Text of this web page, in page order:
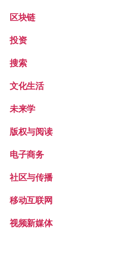
区块链
投资
搜索
文化生活
未来学
版权与阅读
电子商务
社区与传播
移动互联网
视频新媒体